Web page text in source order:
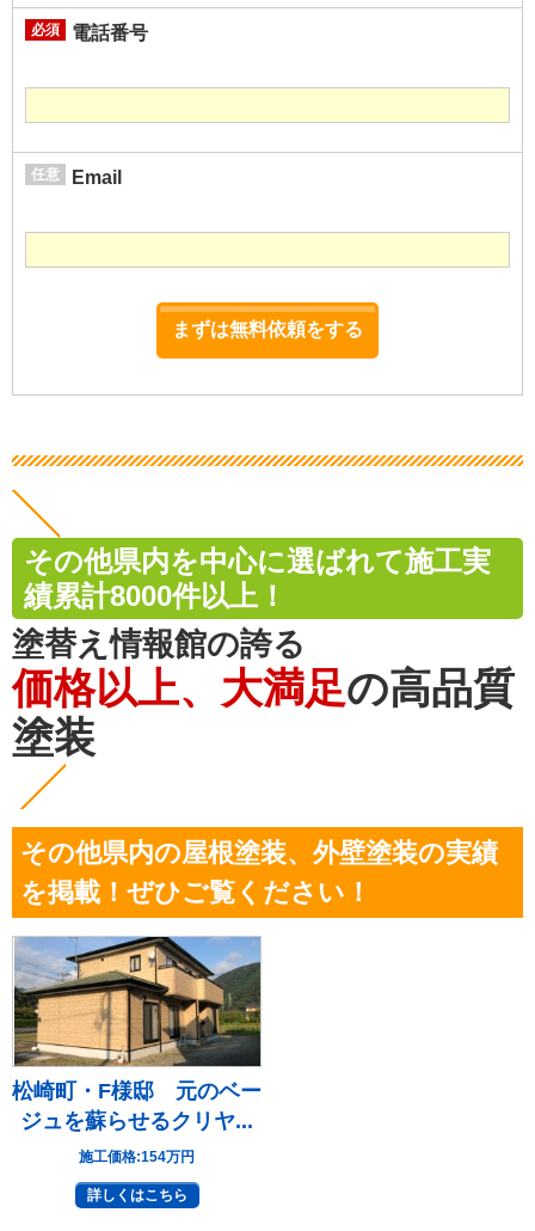
必須 電話番号
任意 Email
その他県内を中心に選ばれて施工実
績累計8000件以上！
塗替え情報館の誇る
価格以上、大満足の高品質
塗装
その他県内の屋根塗装、外壁塗装の実績
を掲載！ぜひご覧ください！
松崎町・F様邸 元のベー
ジュを蘇らせるクリヤ...
施工価格:154万円
詳しくはこちら